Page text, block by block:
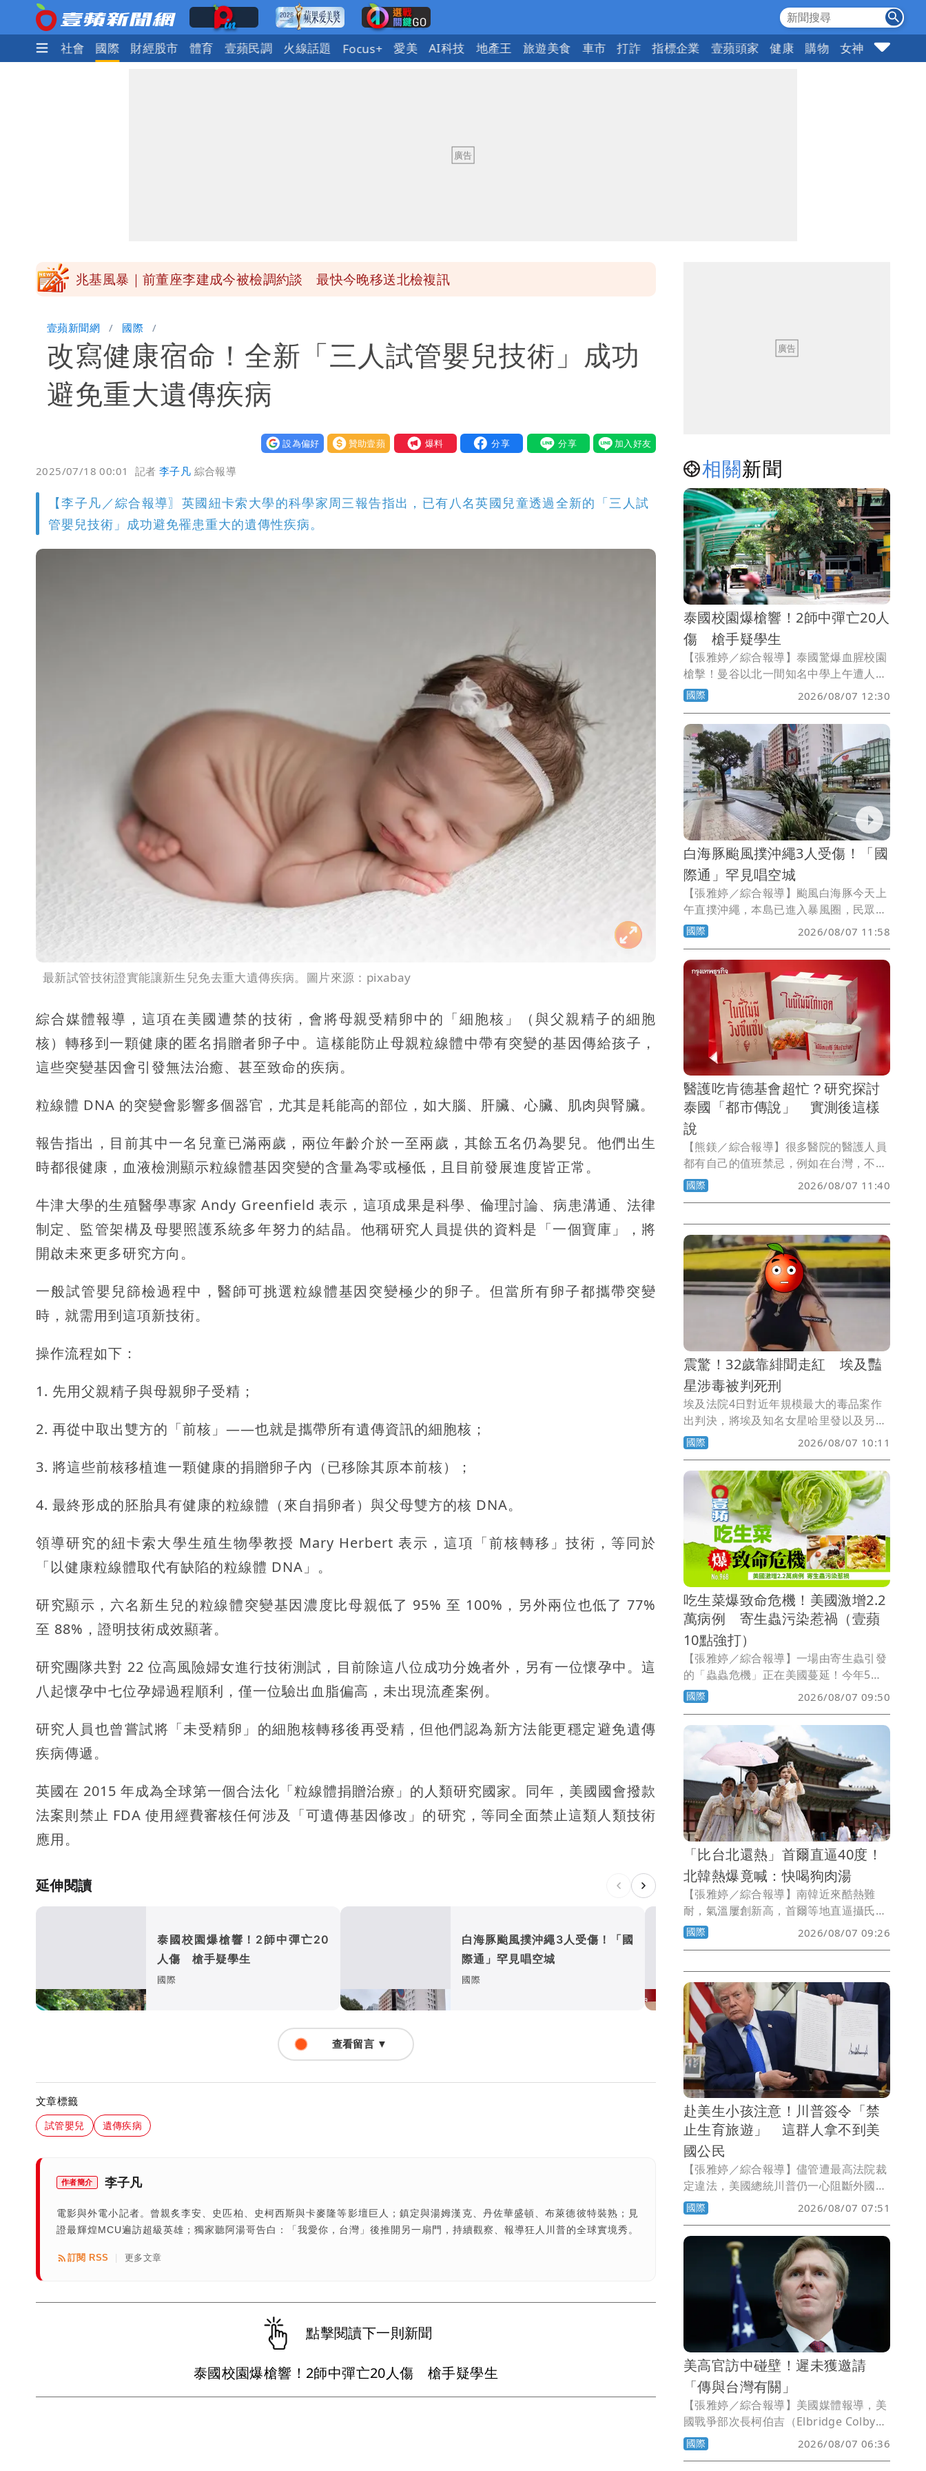
政治 社會 國際 財經股市 體育 壹蘋民調 火線話題 Focus+ 愛美 AI科技 地產王 旅遊美食 車市 打詐 指標企業 壹蘋頭家 健康 購物 女神 10點強打
兆基風暴｜前董座李建成今被檢調約談 最快今晚移送北檢複訊
蔡英文變「台東蔡主委」嚇壞一堆人！他驚：戰局變五五波
白海豚颱風攪局父親節！明雨量「紅到發紫」
明金成離世留下雙胞胎 4歲兒與老師一段對話催淚
慈濟遭詐10.6億！網紅揪聲明「疑點重重」 1細節避而不談
蔣萬安民調只贏5％「現任優勢去哪？」媒體人嘆：真的該緊張了
中國賣家被踢爆在網購平台「租人頭」 吳欣岱：完美偽裝台灣企業
壹蘋新聞網 國際
改寫健康宿命！全新「三人試管嬰兒技術」成功
避免重大遺傳疾病
設為偏好 贊助壹蘋 我要爆料
2025/07/18 00:01 記者李子凡 綜合報導
【李子凡／綜合報導〗英國紐卡索大學的科學家周三報告指出，已有八名英國兒童透過全新的「三人試
管嬰兒技術」成功避免罹患重大的遺傳性疾病。
最新試管技術證實能讓新生兒免去重大遺傳疾病。圖片來源：pixabay
綜合媒體報導，這項在美國遭禁的技術，會將母親受精卵中的「細胞核」（與父親精子的細胞
核）轉移到一顆健康的匿名捐贈者卵子中。這樣能防止母親粒線體中帶有突變的基因傳給孩子，
這些突變基因會引發無法治癒、甚至致命的疾病。
粒線體 DNA 的突變會影響多個器官，尤其是耗能高的部位，如大腦、肝臟、心臟、肌肉與腎臟。
報告指出，目前其中一名兒童已滿兩歲，兩位年齡介於一至兩歲，其餘五名仍為嬰兒。他們出生
時都很健康，血液檢測顯示粒線體基因突變的含量為零或極低，且目前發展進度皆正常。
牛津大學的生殖醫學專家 Andy Greenfield 表示，這項成果是科學、倫理討論、病患溝通、法律
制定、監管架構及母嬰照護系統多年努力的結晶。他稱研究人員提供的資料是「一個寶庫」，將
開啟未來更多研究方向。
一般試管嬰兒篩檢過程中，醫師可挑選粒線體基因突變極少的卵子。但當所有卵子都攜帶突變
時，就需用到這項新技術。
操作流程如下：
1. 先用父親精子與母親卵子受精；
2. 再從中取出雙方的「前核」——也就是攜帶所有遺傳資訊的細胞核；
3. 將這些前核移植進一顆健康的捐贈卵子內（已移除其原本前核）；
4. 最終形成的胚胎具有健康的粒線體（來自捐卵者）與父母雙方的核 DNA。
領導研究的紐卡索大學生殖生物學教授 Mary Herbert 表示，這項「前核轉移」技術，等同於
「以健康粒線體取代有缺陷的粒線體 DNA」。
研究顯示，六名新生兒的粒線體突變基因濃度比母親低了 95% 至 100%，另外兩位也低了 77%
至 88%，證明技術成效顯著。
研究團隊共對 22 位高風險婦女進行技術測試，目前除這八位成功分娩者外，另有一位懷孕中。這
八起懷孕中七位孕婦過程順利，僅一位驗出血脂偏高，未出現流產案例。
研究人員也曾嘗試將「未受精卵」的細胞核轉移後再受精，但他們認為新方法能更穩定避免遺傳
疾病傳遞。
英國在 2015 年成為全球第一個合法化「粒線體捐贈治療」的人類研究國家。同年，美國國會撥款
法案則禁止 FDA 使用經費審核任何涉及「可遺傳基因修改」的研究，等同全面禁止這類人類技術
應用。
延伸閱讀
泰國校園爆槍響！2師中彈亡20
人傷 槍手疑學生
國際
白海豚颱風撲沖繩3人受傷！「國
際通」罕見唱空城
國際
醫護吃肯德基會超忙？研究
查看留言 ▼
文章標籤
試管嬰兒 遺傳疾病
作者簡介 李子凡
電影與外電小記者。曾親炙李安、史匹柏、史柯西斯與卡麥隆等影壇巨人；鎮定與湯姆漢克、丹佐華盛頓、布萊德彼特裝熟；見
證最輝煌MCU遍訪超級英雄；獨家聽阿湯哥告白：「我愛你，台灣」後推開另一扇門，持續觀察、報導狂人川普的全球實境秀。
訂閱 RSS 更多文章
點擊閱讀下一則新聞
泰國校園爆槍響！2師中彈亡20人傷 槍手疑學生
相關新聞
泰國校園爆槍響！2師中彈亡20人
傷 槍手疑學生
【張雅婷／綜合報導】泰國驚爆血腥校園
槍擊！曼谷以北一間知名中學上午遭人持
槍掃射，2名教師當場身亡，凶嫌被爆是
學生，甚至還與趕來的警方駁火，目前現
場仍一片混亂。
國際 2026/08/07 12:30
白海豚颱風撲沖繩3人受傷！「國
際通」罕見唱空城
【張雅婷／綜合報導】颱風白海豚今天上
午直撲沖繩，本島已進入暴風圈，民眾紛
紛在家中避難，最熱鬧的購物勝地「國際
通」空無一人，已知有3人受傷。
國際 2026/08/07 11:58
醫護吃肯德基會超忙？研究探討
泰國「都市傳說」 實測後這樣
說
【熊鎂／綜合報導】很多醫院的醫護人員
都有自己的值班禁忌，例如在台灣，不少
醫護認為值班時收到鳳梨或鳳梨酥，可能
會忙到不可開交；而在泰國，流傳多年的
據說醫護只要值班時吃了肯德基，當天就
會忙到厭世。
國際 2026/08/07 11:40
震驚！32歲靠緋聞走紅 埃及豔
星涉毒被判死刑
埃及法院4日對近年規模最大的毒品案作
出判決，將埃及知名女星哈里發以及另外
12名被告判處死刑。此案不僅震撼埃及社
會，也再次凸顯埃及對毒品犯罪「零容
忍」的嚴厲政策。
國際 2026/08/07 10:11
吃生菜爆致命危機！美國激增2.2
萬病例 寄生蟲污染惹禍（壹蘋
10點強打）
【張雅婷／綜合報導】一場由寄生蟲引發
的「蟲蟲危機」正在美國蔓延！今年5月
中旬起，因感染「環孢子蟲症」
（Cyclosporiasis）而腹瀉不止的病例持
續攀升，截至8月初，全美已有47州通報
病例，感染人數破2萬例，甚至已傳出死
亡案例。調查發現，不少患者發病前曾食
用生鮮蔬菜，其中結球萵苣（美生菜）、
巴西里，以及台灣人熟悉的香菜，都被列
為可能污染來源。
國際 2026/08/07 09:50
「比台北還熱」首爾直逼40度！
北韓熱爆竟喊：快喝狗肉湯
【張雅婷／綜合報導】南韓近來酷熱難
耐，氣溫屢創新高，首爾等地直逼攝氏40
度，媒體不忘拿來與台灣比較「比台北還
熱」；北韓高溫更有過之而無不及，官媒
恐怕吃不起。
國際 2026/08/07 09:26
赴美生小孩注意！川普簽令「禁
止生育旅遊」 這群人拿不到美
國公民
【張雅婷／綜合報導】儘管遭最高法院裁
定違法，美國總統川普仍一心阻斷外國人
赴美生「美國寶寶」的漏洞，今天連簽2
道行政命令禁止「生育旅遊」，同時擴大
不適用出生公民權的外國人範圍。
國際 2026/08/07 07:51
美高官訪中碰壁！遲未獲邀請
「傳與台灣有關」
【張雅婷／綜合報導】美國媒體報導，美
國戰爭部次長柯伯吉（Elbridge Colby）
希望訪問中國，不過卻因為北京不滿美國
去年批准的對台軍售案，遲遲未提出邀
國際 2026/08/07 06:36